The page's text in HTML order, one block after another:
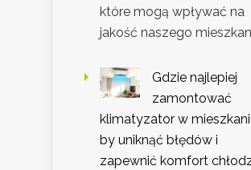
które mogą wpływać na
jakość naszego
Gdzie najlepiej
zamontować
klimatyzator w
by uniknąć błędów i
zapewnić komfort